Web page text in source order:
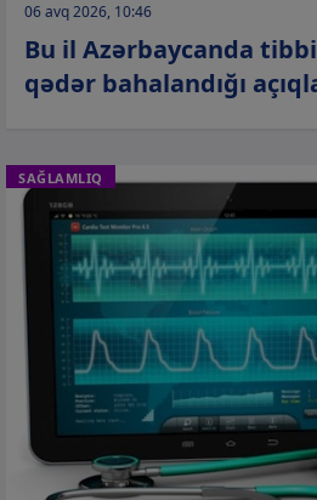
06 avq 2026, 10:46
Bu il Azərbaycanda
qədər bahalandığı
SAĞLAMLIQ